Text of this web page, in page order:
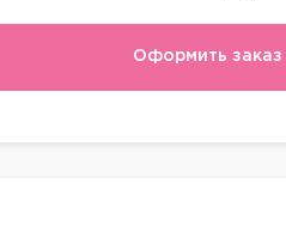
Оформить заказ